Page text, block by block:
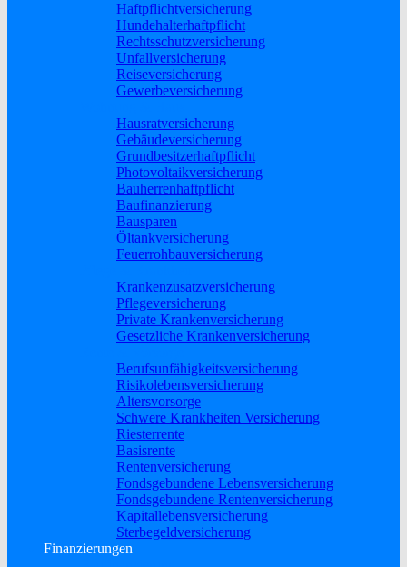
Haftpflichtversicherung
Hundehalterhaftpflicht
Rechtsschutzversicherung
Unfallversicherung
Reiseversicherung
Gewerbeversicherung
Hausratversicherung
Gebäudeversicherung
Grundbesitzerhaftpflicht
Photovoltaikversicherung
Bauherrenhaftpflicht
Baufinanzierung
Bausparen
Öltankversicherung
Feuerrohbauversicherung
Krankenzusatzversicherung
Pflegeversicherung
Private Krankenversicherung
Gesetzliche Krankenversicherung
Berufs­unfähigkeitsversicherung
Risikolebensversicherung
Altersvorsorge
Schwere Krankheiten Versicherung
Riesterrente
Basisrente
Rentenversicherung
Fondsgebundene Lebensversicherung
Fondsgebundene Rentenversicherung
Kapitallebensversicherung
Sterbegeldversicherung
Finanzierungen